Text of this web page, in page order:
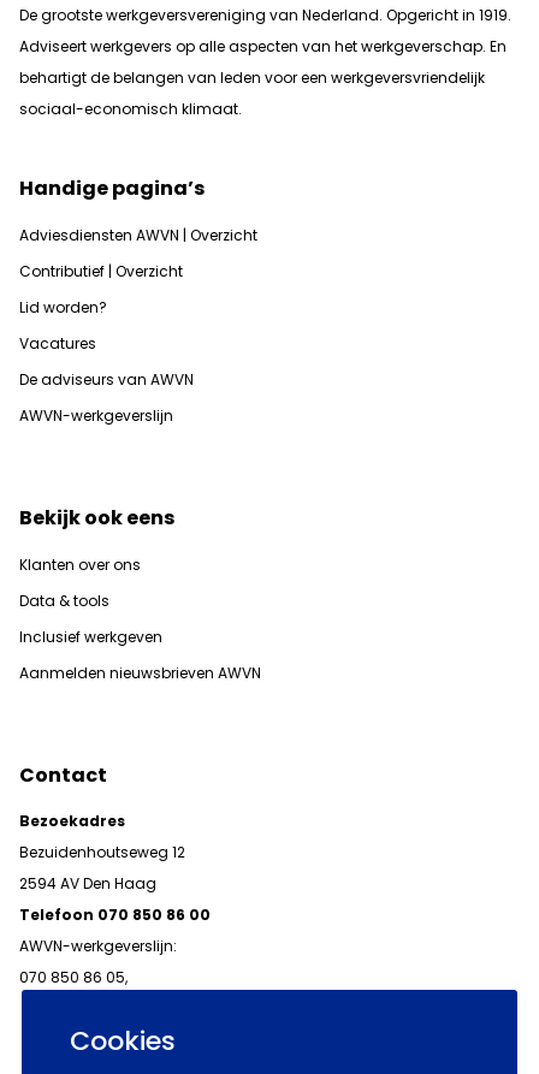
Cookies
De grootste werkgeversvereniging van Nederland. Opgericht in 1919.
Adviseert werkgevers op alle aspecten van het werkgeverschap. En
behartigt de belangen van leden voor een werkgeversvriendelijk
sociaal-economisch klimaat.
Handige pagina’s
Adviesdiensten AWVN | Overzicht
Contributief | Overzicht
Lid worden?
Vacatures
De adviseurs van AWVN
AWVN-werkgeverslijn
Bekijk ook eens
Klanten over ons
Data & tools
Inclusief werkgeven
Aanmelden nieuwsbrieven AWVN
Contact
Bezoekadres
Bezuidenhoutseweg 12
2594 AV Den Haag
Telefoon 070 850 86 00
AWVN-werkgeverslijn:
070 850 86 05,